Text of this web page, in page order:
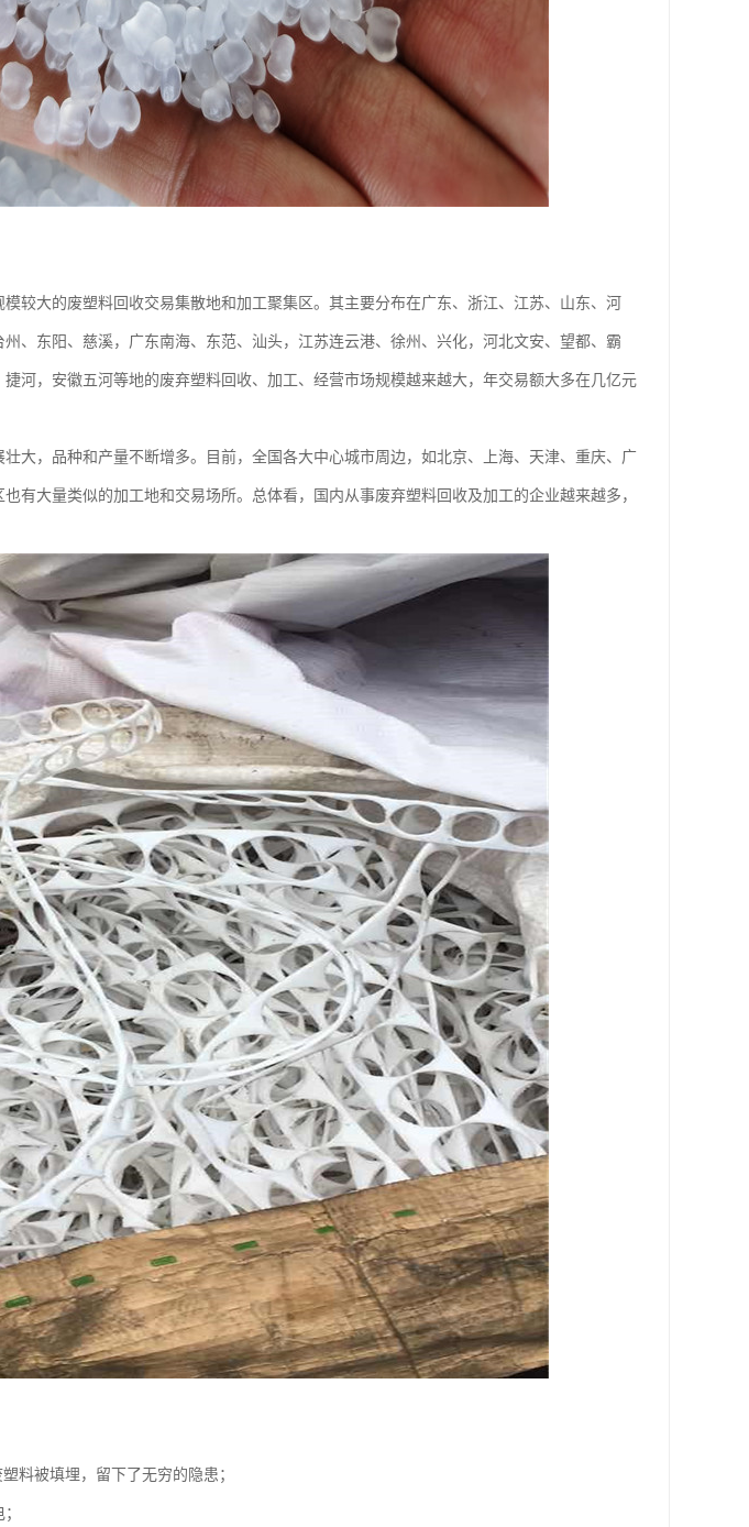
较大的废塑料回收交易集散地和加工聚集区。其主要分布在广东、浙江、江苏、山东、河
、东阳、慈溪，广东南海、东范、汕头，江苏连云港、徐州、兴化，河北文安、望都、霸
河，安徽五河等地的废弃塑料回收、加工、经营市场规模越来越大，年交易额大多在几亿元
大，品种和产量不断增多。目前，全国各大中心城市周边，如北京、上海、天津、重庆、广
有大量类似的加工地和交易场所。总体看，国内从事废弃塑料回收及加工的企业越来越多，
料被填埋，留下了无穷的隐患；